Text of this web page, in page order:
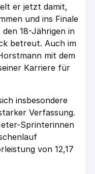
er jetzt damit,
und ins Finale
18-Jährigen in
betreut. Auch im
mit dem
Karriere für
insbesondere
Verfassung.
Sprinterinnen
von 12,17